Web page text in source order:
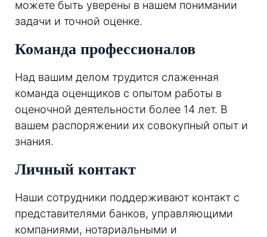
можете быть уверены в нашем понимании
задачи и точной оценке.
Команда профессионалов
Над вашим делом трудится слаженная
команда оценщиков с опытом работы в
оценочной деятельности более 14 лет. В
вашем распоряжении их совокупный опыт и
знания.
Личный контакт
Наши сотрудники поддерживают контакт с
представителями банков, управляющими
компаниями, нотариальными и